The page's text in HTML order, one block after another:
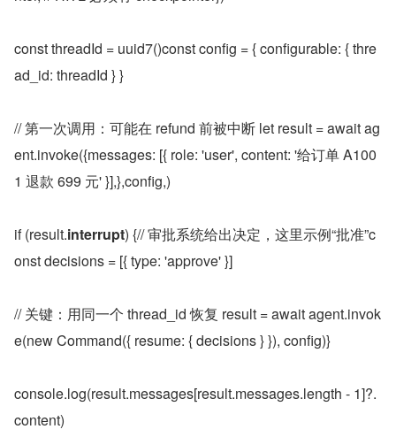
const threadId = uuid7()const config = { configurable: { thre
ad_id: threadId } }
// 第一次调用：可能在 refund 前被中断 let result = await ag
ent.invoke({messages: [{ role: 'user', content: '给订单 A100
1 退款 699 元' }],},config,)
if (result.interrupt) {// 审批系统给出决定，这里示例“批准”c
onst decisions = [{ type: 'approve' }]
// 关键：用同一个 thread_id 恢复 result = await agent.invok
e(new Command({ resume: { decisions } }), config)}
console.log(result.messages[result.messages.length - 1]?.
content)